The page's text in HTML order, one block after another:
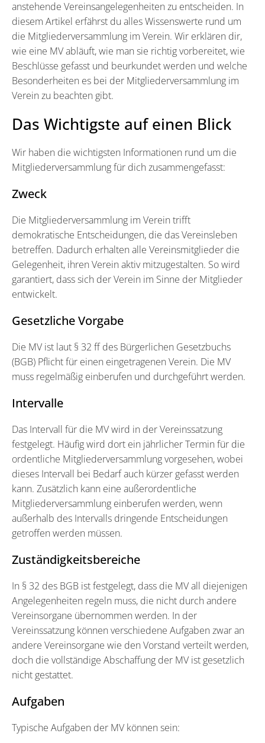
anstehende Vereinsangelegenheiten zu entscheiden. In
diesem Artikel erfährst du alles Wissenswerte rund um
die Mitgliederversammlung im Verein. Wir erklären dir,
wie eine MV abläuft, wie man sie richtig vorbereitet, wie
Beschlüsse gefasst und beurkundet werden und welche
Besonderheiten es bei der Mitgliederversammlung im
Verein zu beachten gibt.
Das Wichtigste auf einen Blick
Wir haben die wichtigsten Informationen rund um die
Mitgliederversammlung für dich zusammengefasst:
Zweck
Die Mitgliederversammlung im Verein trifft
demokratische Entscheidungen, die das Vereinsleben
betreffen. Dadurch erhalten alle Vereinsmitglieder die
Gelegenheit, ihren Verein aktiv mitzugestalten. So wird
garantiert, dass sich der Verein im Sinne der Mitglieder
entwickelt.
Gesetzliche Vorgabe
Die MV ist laut § 32 ff des Bürgerlichen Gesetzbuchs
(BGB) Pflicht für einen eingetragenen Verein. Die MV
muss regelmäßig einberufen und durchgeführt werden.
Intervalle
Das Intervall für die MV wird in der Vereinssatzung
festgelegt. Häufig wird dort ein jährlicher Termin für die
ordentliche Mitgliederversammlung vorgesehen, wobei
dieses Intervall bei Bedarf auch kürzer gefasst werden
kann. Zusätzlich kann eine außerordentliche
Mitgliederversammlung einberufen werden, wenn
außerhalb des Intervalls dringende Entscheidungen
getroffen werden müssen.
Zuständigkeitsbereiche
In § 32 des BGB ist festgelegt, dass die MV all diejenigen
Angelegenheiten regeln muss, die nicht durch andere
Vereinsorgane übernommen werden. In der
Vereinssatzung können verschiedene Aufgaben zwar an
andere Vereinsorgane wie den Vorstand verteilt werden,
doch die vollständige Abschaffung der MV ist gesetzlich
nicht gestattet.
Aufgaben
Typische Aufgaben der MV können sein: